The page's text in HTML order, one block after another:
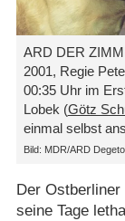
ARD DER
2001, Regie
00:35 Uhr im
Lobek (Götz
einmal selbst
Bild: MDR/​ARD Degeto
Der
seine Tage